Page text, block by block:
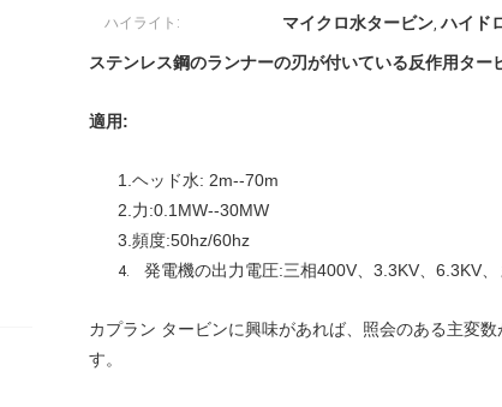
ハイライト: マイクロ水タービン,ハイド
ステンレス鋼のランナーの刃が付いている反作用タ
適用:
1.ヘッド水: 2m--70m
2.力:0.1MW--30MW
3.頻度:50hz/60hz
4. 発電機の出力電圧:三相400V、3.3KV、6.3KV
カプラン タービンに興味があれば、照会のある主変
す。